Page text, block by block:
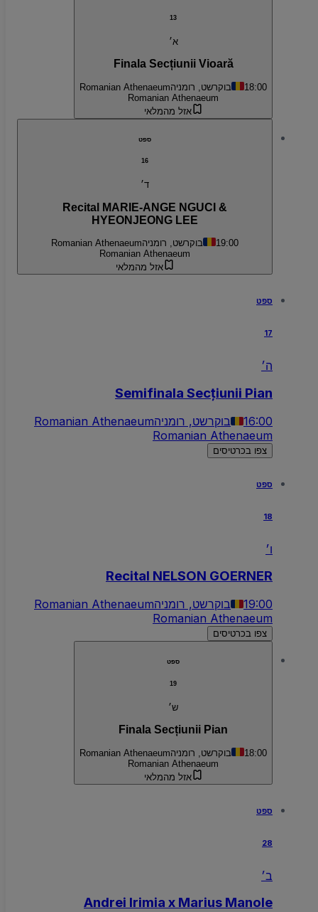
א׳
Finala Secțiunii Vioară
18:00 בוקרשט, רומניהRomanian Athenaeum
Romanian Athenaeum
אזל מהמלאי
ספט
Recital MARIE-ANGE NGUCI &
HYEONJEONG LEE
19:00 בוקרשט, רומניהRomanian Athenaeum
Romanian Athenaeum
אזל מהמלאי
ספט
ה׳
Semifinala Secțiunii Pian
16:00 בוקרשט, רומניהRomanian Athenaeum
Romanian Athenaeum
צפו בכרטיסים
ספט
Recital NELSON GOERNER
19:00 בוקרשט, רומניהRomanian Athenaeum
Romanian Athenaeum
צפו בכרטיסים
ספט
ש׳
Finala Secțiunii Pian
18:00 בוקרשט, רומניהRomanian Athenaeum
Romanian Athenaeum
אזל מהמלאי
ספט
28
ב׳
Andrei Irimia x Marius Manole